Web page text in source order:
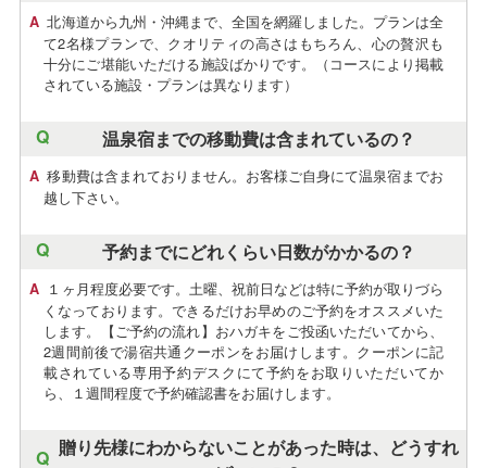
北海道から九州・沖縄まで、全国を網羅しました。プランは全
て2名様プランで、クオリティの高さはもちろん、心の贅沢も
十分にご堪能いただける施設ばかりです。（コースにより掲載
されている施設・プランは異なります）
温泉宿までの移動費は含まれているの？
移動費は含まれておりません。お客様ご自身にて温泉宿までお
越し下さい。
予約までにどれくらい日数がかかるの？
１ヶ月程度必要です。土曜、祝前日などは特に予約が取りづら
くなっております。できるだけお早めのご予約をオススメいた
します。【ご予約の流れ】おハガキをご投函いただいてから、
2週間前後で湯宿共通クーポンをお届けします。クーポンに記
載されている専用予約デスクにて予約をお取りいただいてか
ら、１週間程度で予約確認書をお届けします。
贈り先様にわからないことがあった時は、どうすれ